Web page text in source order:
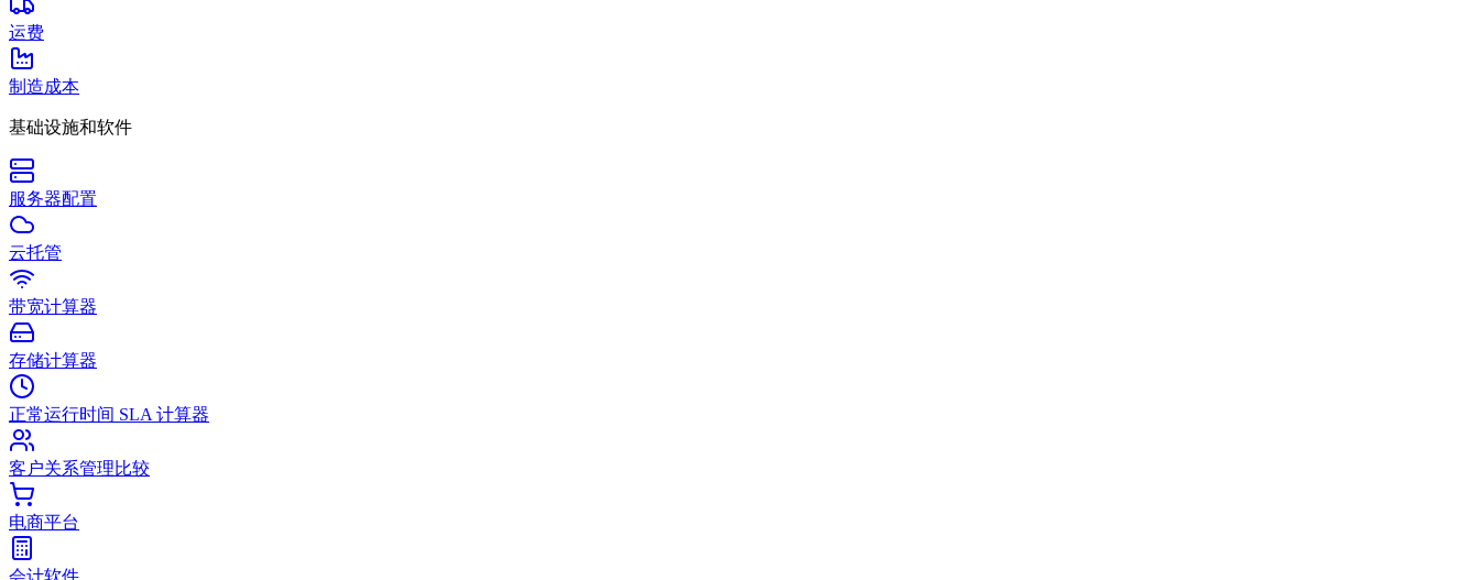
运费
制造成本
基础设施和软件
服务器配置
云托管
带宽计算器
存储计算器
正常运行时间 SLA 计算器
客户关系管理比较
电商平台
会计软件